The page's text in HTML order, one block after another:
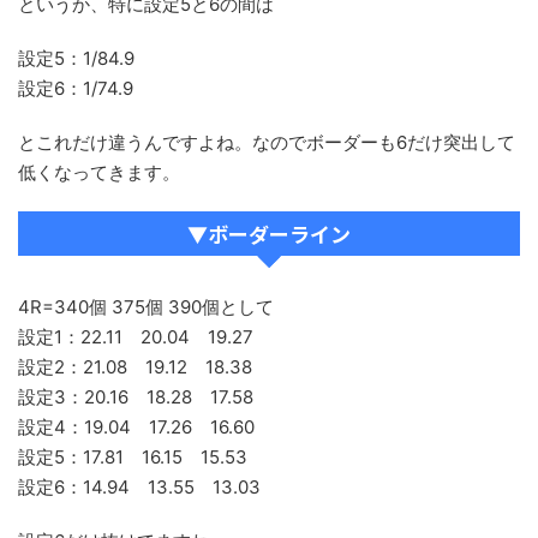
というか、特に設定5と6の間は
設定5：1/84.9
設定6：1/74.9
とこれだけ違うんですよね。なのでボーダーも6だけ突出して
低くなってきます。
▼ボーダーライン
4R=340個 375個 390個として
設定1：22.11 20.04 19.27
設定2：21.08 19.12 18.38
設定3：20.16 18.28 17.58
設定4：19.04 17.26 16.60
設定5：17.81 16.15 15.53
設定6：14.94 13.55 13.03